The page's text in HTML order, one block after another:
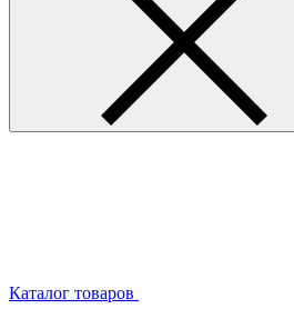
Каталог товаров